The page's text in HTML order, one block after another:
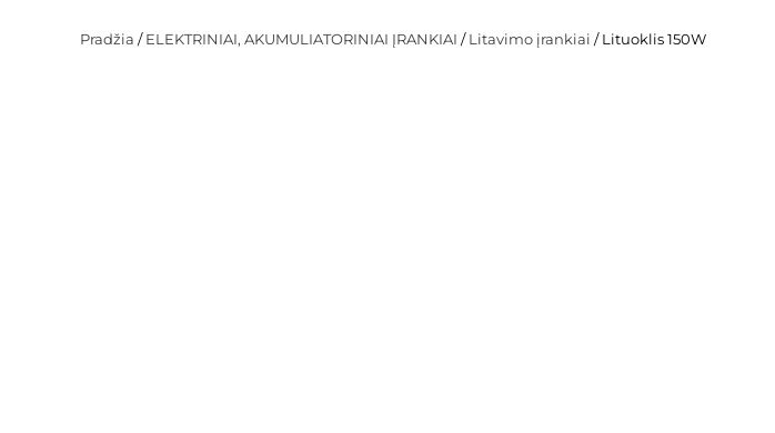
Pradžia /ELEKTRINIAI, AKUMULIATORINIAI ĮRANKIAI /Litavimo įrankiai / Lituoklis 150W